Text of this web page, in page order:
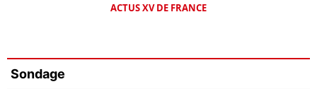
ACTUS XV DE FRANCE
Sondage